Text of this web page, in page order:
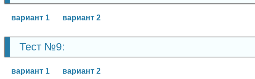
вариант 1 вариант 2
Тест №9:
вариант 1 вариант 2